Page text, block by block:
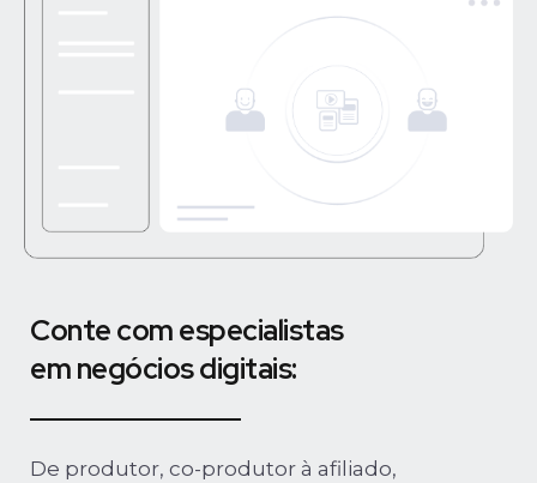
Conte com especialistas
em negócios digitais:
De produtor, co-produtor à afiliado,